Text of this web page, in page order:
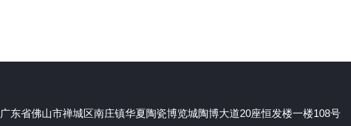
东省佛山市禅城区南庄镇华夏陶瓷博览城陶博大道20座恒发楼一楼108号